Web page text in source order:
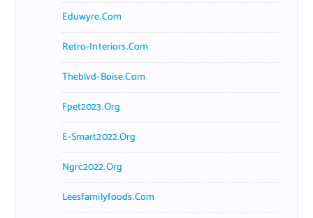
Eduwyre.com
Retro-Interiors.com
Theblvd-Boise.com
Fpet2023.org
E-Smart2022.org
Ngrc2022.org
Leesfamilyfoods.com